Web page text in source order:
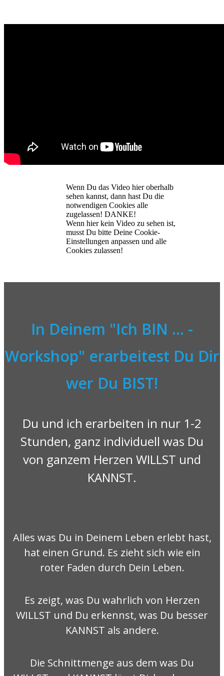
Wenn Du das Video hier oberhalb
sehen kannst, dann hast Du die
notwendigen Cookies alle
zugelassen! DANKE!
Wenn hier kein Video zu sehen ist,
musst Du bitte Deine Cookie-
Einstellungen anpassen und alle
Cookies zulassen!
In Deinem "Ich BIN ... -
Workshop" erarbeitest Du Dir
wer Du BIST!
Du und ich erarbeiten in nur 1-2
Stunden, ganz individuell was Du
von ganzem Herzen WILLST und
KANNST.
Alles was Du in Deinem Leben erlebt hast,
hat einen Grund. Es zieht sich wie ein
roter Faden durch Dein Leben.
Es zeigt, was Du wahrlich von Herzen
WILLST und Du erkennst, was Du besser
KANNST als andere.
Die Schnittmenge aus dem was Du